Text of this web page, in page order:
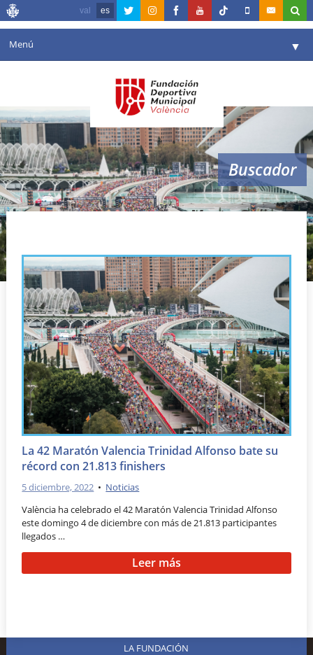
val es
Menú ▼
Agenda
Instalaciones ▼
Comunicación ▼
Valencia en deporte ▼
Reservas
Buscador
Marta Galimany
La 42 Maratón Valencia Trinidad Alfonso bate su
récord con 21.813 finishers
5 diciembre, 2022 • Noticias
València ha celebrado el 42 Maratón Valencia Trinidad Alfonso
este domingo 4 de diciembre con más de 21.813 participantes
llegados …
Leer más
LA FUNDACIÓN